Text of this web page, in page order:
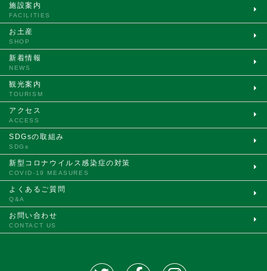
施設案内
FACILITIES
お土産
SHOP
新着情報
NEWS
観光案内
TOURISM
アクセス
ACCESS
SDGsの取組み
SDGs
新型コロナウイルス感染症の対策
COVID-19 MEASURES
よくあるご質問
Q&A
お問い合わせ
CONTACT US